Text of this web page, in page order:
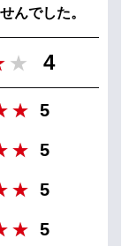
んでした。
4
5
5
5
5